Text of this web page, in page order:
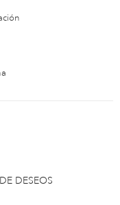
DESEOS